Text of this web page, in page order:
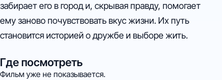
забирает его в город и, скрывая правду, помогает
ему заново почувствовать вкус жизни. Их путь
становится историей о дружбе и выборе жить.
Где посмотреть
Фильм уже не показывается.